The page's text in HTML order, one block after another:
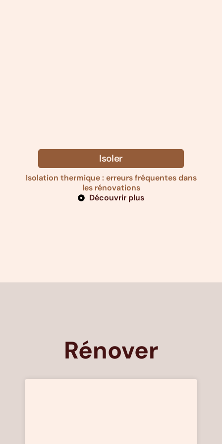
Isoler
Isolation thermique : erreurs fréquentes dans
les rénovations
Découvrir plus
Rénover